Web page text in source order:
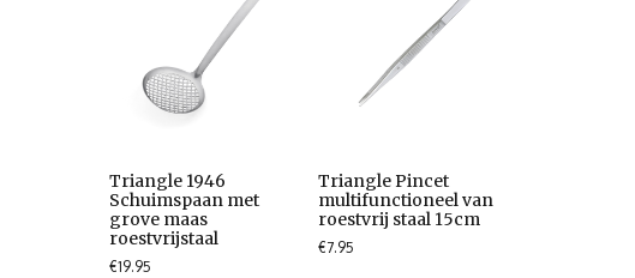
Triangle 1946
Schuimspaan met
grove maas
roestvrijstaal
€19.95
Triangle Pincet
multifunctioneel van
roestvrij staal 15cm
€7.95